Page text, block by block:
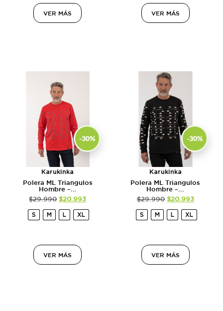
VER MÁS VER MÁS
-30%
Karukinka
Polera ML Triangulos
Hombre –...
$29.990 $20.993
S M L XL
VER MÁS
-30%
Karukinka
Polera ML Triangulos
Hombre –...
$29.990 $20.993
S M L XL
VER MÁS